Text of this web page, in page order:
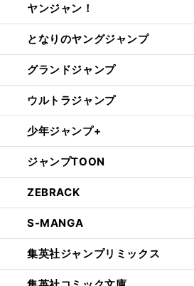
ヤンジャン！
となりのヤングジャンプ
グランドジャンプ
ウルトラジャンプ
少年ジャンプ+
ジャンプTOON
ZEBRACK
S-MANGA
集英社ジャンプリミックス